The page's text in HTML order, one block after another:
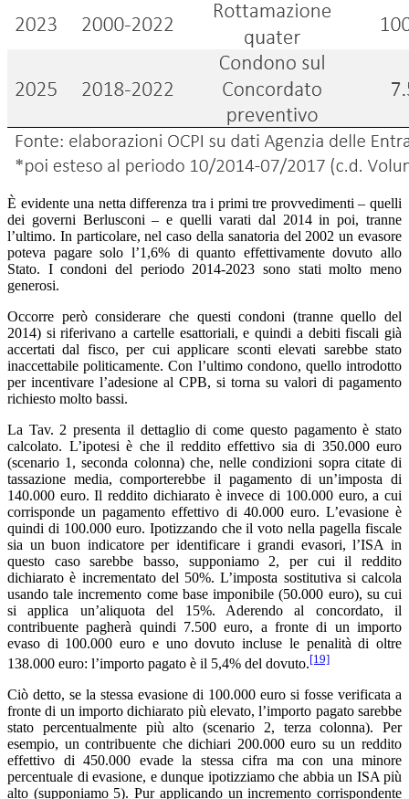
È evidente una netta differenza tra i primi tre provvedimenti – quelli
dei governi Berlusconi – e quelli varati dal 2014 in poi, tranne
l’ultimo. In particolare, nel caso della sanatoria del 2002 un evasore
poteva pagare solo l’1,6% di quanto effettivamente dovuto allo
Stato. I condoni del periodo 2014-2023 sono stati molto meno
generosi.
Occorre però considerare che questi condoni (tranne quello del
2014) si riferivano a cartelle esattoriali, e quindi a debiti fiscali già
accertati dal fisco, per cui applicare sconti elevati sarebbe stato
inaccettabile politicamente. Con l’ultimo condono, quello introdotto
per incentivare l’adesione al CPB, si torna su valori di pagamento
richiesto molto bassi.
La Tav. 2 presenta il dettaglio di come questo pagamento è stato
calcolato. L’ipotesi è che il reddito effettivo sia di 350.000 euro
(scenario 1, seconda colonna) che, nelle condizioni sopra citate di
tassazione media, comporterebbe il pagamento di un’imposta di
140.000 euro. Il reddito dichiarato è invece di 100.000 euro, a cui
corrisponde un pagamento effettivo di 40.000 euro. L’evasione è
quindi di 100.000 euro. Ipotizzando che il voto nella pagella fiscale
sia un buon indicatore per identificare i grandi evasori, l’ISA in
questo caso sarebbe basso, supponiamo 2, per cui il reddito
dichiarato è incrementato del 50%. L’imposta sostitutiva si calcola
usando tale incremento come base imponibile (50.000 euro), su cui
si applica un’aliquota del 15%. Aderendo al concordato, il
contribuente pagherà quindi 7.500 euro, a fronte di un importo
evaso di 100.000 euro e uno dovuto incluse le penalità di oltre
138.000 euro: l’importo pagato è il 5,4% del dovuto.[19]
Ciò detto, se la stessa evasione di 100.000 euro si fosse verificata a
fronte di un importo dichiarato più elevato, l’importo pagato sarebbe
stato percentualmente più alto (scenario 2, terza colonna). Per
esempio, un contribuente che dichiari 200.000 euro su un reddito
effettivo di 450.000 evade la stessa cifra ma con una minore
percentuale di evasione, e dunque ipotizziamo che abbia un ISA più
alto (supponiamo 5). Pur applicando un incremento corrispondente